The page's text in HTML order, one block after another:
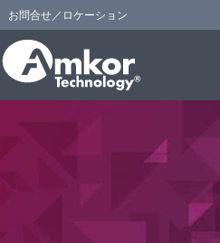
お問合せ／ロケーション